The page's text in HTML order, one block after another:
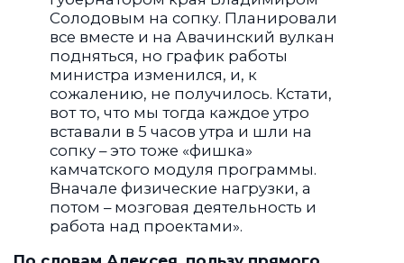
Солодовым на сопку. Планировали
все вместе и на Авачинский вулкан
подняться, но график работы
министра изменился, и, к
сожалению, не получилось. Кстати,
вот то, что мы тогда каждое утро
вставали в 5 часов утра и шли на
сопку – это тоже «фишка»
камчатского модуля программы.
Вначале физические нагрузки, а
потом – мозговая деятельность и
работа над проектами».